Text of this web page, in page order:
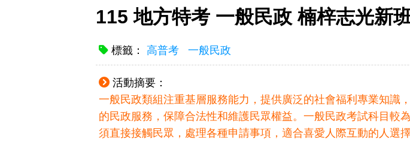
115 地方特考 一般民政 楠梓志光新
標籤： 高普考 一般民政
活動摘要：
一般民政類組注重基層服務能力，提供廣泛的社會福利專業知識
的民政服務，保障合法性和維護民眾權益。一般民政考試科目較
須直接接觸民眾，處理各種申請事項，適合喜愛人際互動的人選擇